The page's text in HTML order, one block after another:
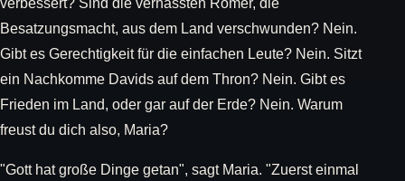
Besatzungsmacht, aus dem Land verschwunden? Nein.
Gibt es Gerechtigkeit für die einfachen Leute? Nein. Sitzt
ein Nachkomme Davids auf dem Thron? Nein. Gibt es
Frieden im Land, oder gar auf der Erde? Nein. Warum
freust du dich also, Maria?
"Gott hat große Dinge getan", sagt Maria. "Zuerst einmal